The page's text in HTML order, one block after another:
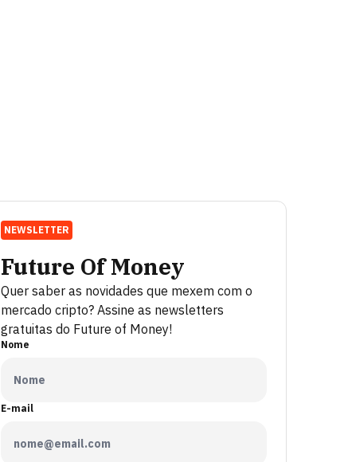
NEWSLETTER
Future Of Money
Quer saber as novidades que mexem com o
mercado cripto? Assine as newsletters
gratuitas do Future of Money!
Nome
E-mail